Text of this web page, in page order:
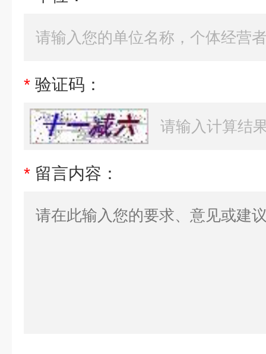
* 验证码：
* 留言内容：